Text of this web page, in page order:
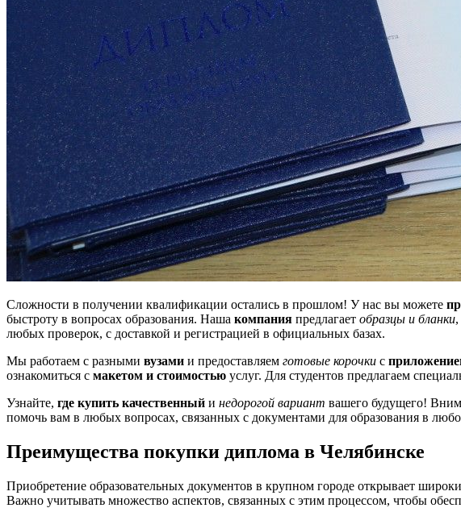
Сложности в получении квалификации остались в прошлом! У нас вы можете
быстроту в вопросах образования. Наша компания предлагает образцы и бланки
любых проверок, с доставкой и регистрацией в официальных базах.
Мы работаем с разными вузами и предоставляем готовые корочки с
ознакомиться с макетом и стоимостью услуг. Для студентов предлагаем
Узнайте, где купить качественный и недорогой вариант вашего будущего!
помочь вам в любых вопросах, связанных с документами для образования в
Преимущества покупки диплома в Челябинске
Приобретение образовательных документов в крупном городе открывает
Важно учитывать множество аспектов, связанных с этим процессом, чтобы